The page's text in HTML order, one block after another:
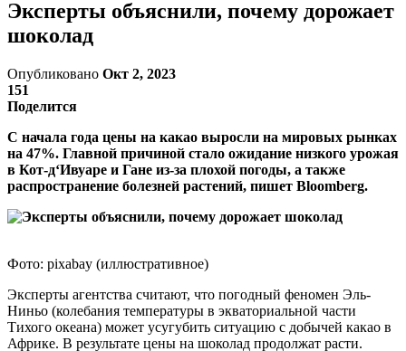
Эксперты объяснили, почему дорожает
шоколад
Опубликовано Окт 2, 2023
151
Поделится
С начала года цены на какао выросли на мировых рынках
на 47%. Главной причиной стало ожидание низкого урожая
в Кот-д‘Ивуаре и Гане из-за плохой погоды, а также
распространение болезней растений, пишет Bloomberg.
Фото: pixabay (иллюстративное)
Эксперты агентства считают, что погодный феномен Эль-
Ниньо (колебания температуры в экваториальной части
Тихого океана) может усугубить ситуацию с добычей какао в
Африке. В результате цены на шоколад продолжат расти.